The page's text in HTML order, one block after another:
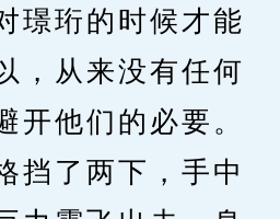
珩的时候才能
，从来没有任何
开他们的必要。
了两下，手中